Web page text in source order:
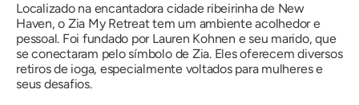
Localizado na encantadora cidade ribeirinha de New
Haven, o Zia My Retreat tem um ambiente acolhedor e
pessoal. Foi fundado por Lauren Kohnen e seu marido, que
se conectaram pelo símbolo de Zia. Eles oferecem diversos
retiros de ioga, especialmente voltados para mulheres e
seus desafios.